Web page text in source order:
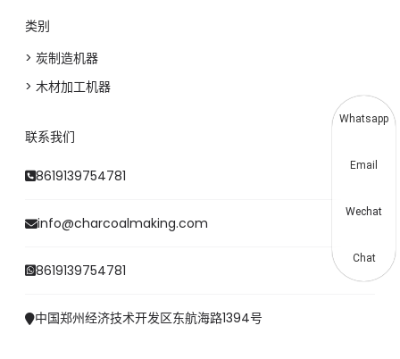
类别
> 炭制造机器
> 木材加工机器
联系我们
8619139754781
info@charcoalmaking.com
8619139754781
中国郑州经济技术开发区东航海路1394号
Whatsapp
Email
Wechat
Chat